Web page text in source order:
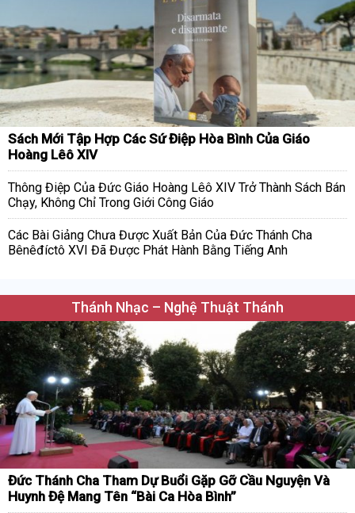
Sách Mới Tập Hợp Các Sứ Điệp Hòa Bình Của Giáo
Hoàng Lêô XIV
Thông Điệp Của Đức Giáo Hoàng Lêô XIV Trở Thành Sách Bán
Chạy, Không Chỉ Trong Giới Công Giáo
Các Bài Giảng Chưa Được Xuất Bản Của Đức Thánh Cha
Bênêđíctô XVI Đã Được Phát Hành Bằng Tiếng Anh
Thánh Nhạc – Nghệ Thuật Thánh
Đức Thánh Cha Tham Dự Buổi Gặp Gỡ Cầu Nguyện Và
Huynh Đệ Mang Tên “Bài Ca Hòa Bình”